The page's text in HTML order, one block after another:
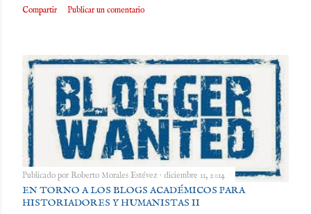
Compartir Publicar un comentario
Publicado por Roberto Morales Estévez diciembre 11, 2014
EN TORNO A LOS BLOGS ACADÉMICOS PARA
HISTORIADORES Y HUMANISTAS II